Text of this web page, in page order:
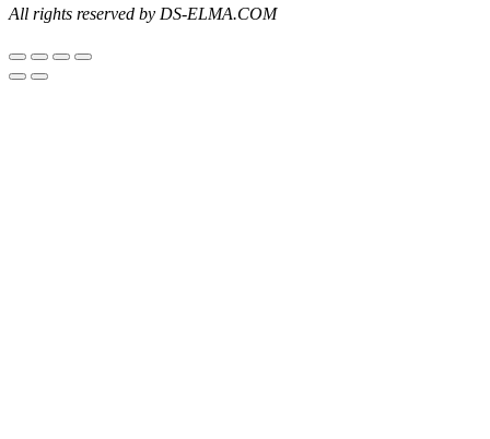
All rights reserved by DS-ELMA.COM